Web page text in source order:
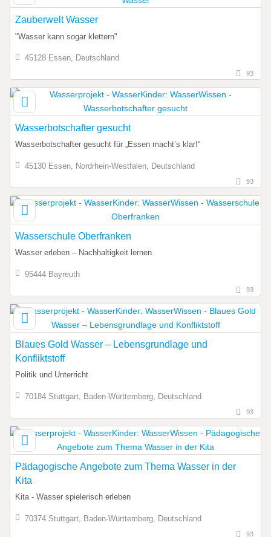
Zauberwelt Wasser
"Wasser kann sogar klettern"
45128 Essen, Deutschland
93
Wasserbotschafter gesucht
Wasserbotschafter gesucht für „Essen macht’s klar!“
45130 Essen, Nordrhein-Westfalen, Deutschland
93
Wasserschule Oberfranken
Wasser erleben – Nachhaltigkeit lernen
95444 Bayreuth
93
Blaues Gold Wasser – Lebensgrundlage und
Konfliktstoff
Politik und Unterricht
70184 Stuttgart, Baden-Württemberg, Deutschland
93
Pädagogische Angebote zum Thema Wasser in der
Kita
Kita - Wasser spielerisch erleben
70374 Stuttgart, Baden-Württemberg, Deutschland
93